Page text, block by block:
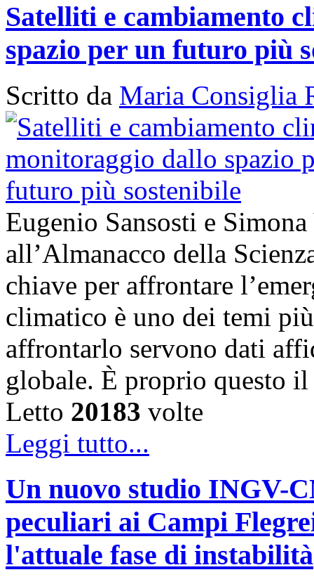
Satelliti e cambiamento
spazio per un futuro più
Scritto da Maria Consiglia
Eugenio Sansosti e
all’Almanacco della
chiave per affrontare
climatico è uno dei temi
affrontarlo servono dati
globale. È proprio questo
Letto 20183 volte
Leggi tutto...
Un nuovo studio INGV-
peculiari ai Campi
l'attuale fase di instabilità